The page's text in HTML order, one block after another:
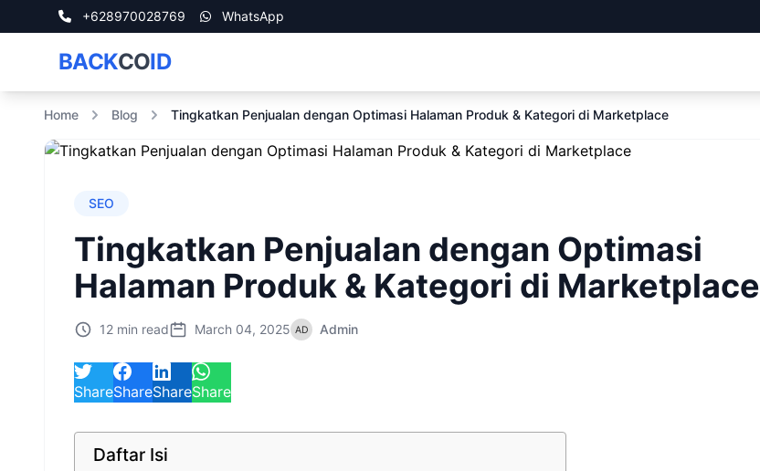
+628970028769 WhatsApp
BACKCOID
Home Blog Tingkatkan Penjualan dengan Optimasi Halaman Produk & Kategori di Marketplace
SEO
Tingkatkan Penjualan dengan Optimasi
Halaman Produk & Kategori di Marketplace
12 min read March 04, 2025 Admin
ShareShareShareShare
Daftar Isi